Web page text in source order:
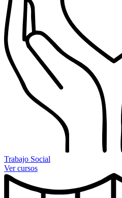
Trabajo Social
Ver cursos